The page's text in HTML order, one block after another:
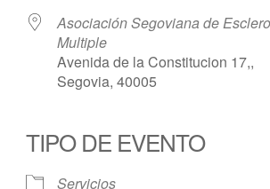
Google Calendar
Asociación Segoviana de
Multiple
Avenida de la Constitucion 17,,
Segovia, 40005
TIPO DE EVENTO
Servicios